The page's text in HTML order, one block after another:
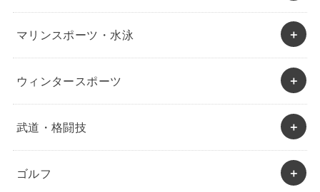
マリンスポーツ・水泳
ウィンタースポーツ
武道・格闘技
ゴルフ